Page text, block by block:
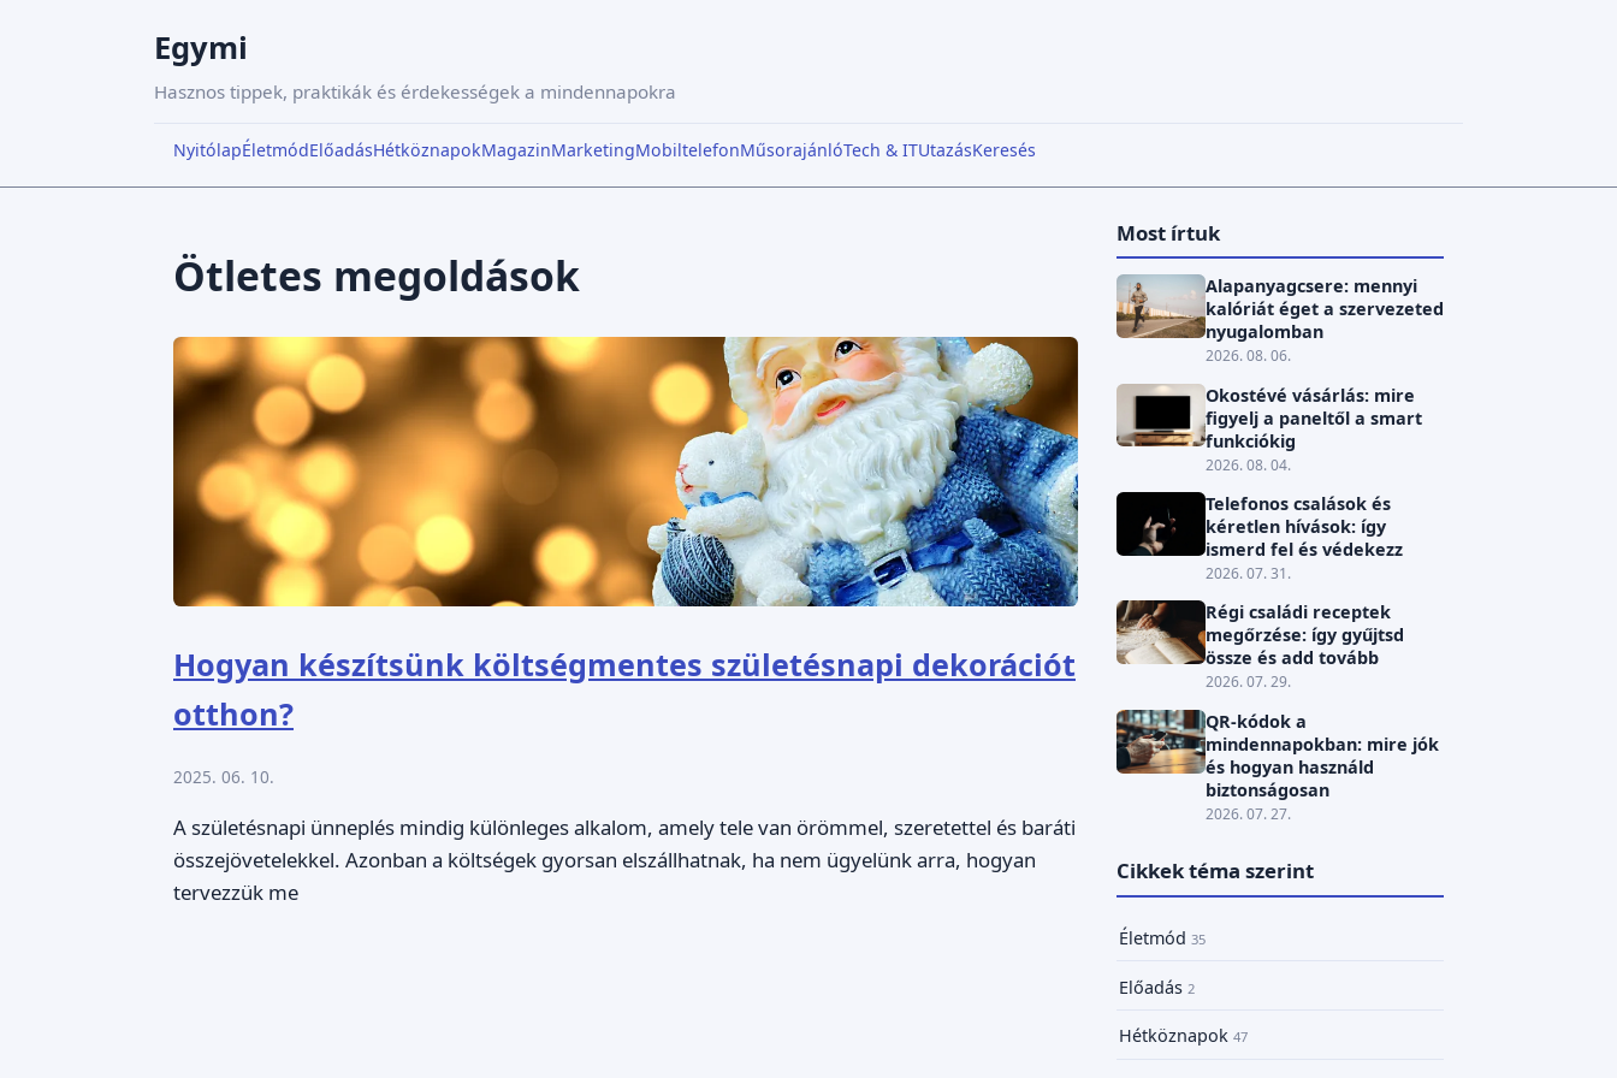
Egymi
Hasznos tippek, praktikák és érdekességek a mindennapokra
NyitólapÉletmódElőadásHétköznapokMagazinMarketingMobiltelefonMűsorajánlóTech & ITUtazásKeresés
Ötletes megoldások
Hogyan készítsünk költségmentes születésnapi dekorációt
otthon?
2025. 06. 10.
A születésnapi ünneplés mindig különleges alkalom, amely tele van örömmel, szeretettel és baráti
összejövetelekkel. Azonban a költségek gyorsan elszállhatnak, ha nem ügyelünk arra, hogyan
tervezzük me
Most írtuk
Alapanyagcsere: mennyi
kalóriát éget a szervezeted
nyugalomban
2026. 08. 06.
Okostévé vásárlás: mire
figyelj a paneltől a smart
funkciókig
2026. 08. 04.
Telefonos csalások és
kéretlen hívások: így
ismerd fel és védekezz
2026. 07. 31.
Régi családi receptek
megőrzése: így gyűjtsd
össze és add tovább
2026. 07. 29.
QR-kódok a
mindennapokban: mire jók
és hogyan használd
biztonságosan
2026. 07. 27.
Cikkek téma szerint
Életmód 35
Előadás 2
Hétköznapok 47